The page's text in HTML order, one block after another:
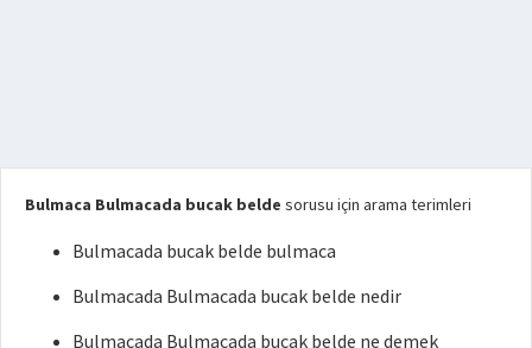
Bulmaca Bulmacada bucak belde sorusu için arama terimleri
Bulmacada bucak belde bulmaca
Bulmacada Bulmacada bucak belde nedir
Bulmacada Bulmacada bucak belde ne demek